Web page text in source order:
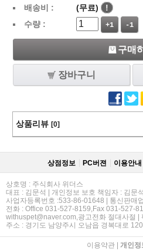
배송비 :
(무료)
!
수량 :
+1 -1
구매
장바구니
상품리뷰 [0]
상점정보 PC버젼 이용안내
상호명 : 주식회사 위더스
대표 : 김문석 | 개인정보 보호 책임자 : 김문석
사업자등록번호 :533-86-01648 | 통신판매
전화 : Office 031-527-8159,Fax 031-527-
withuspet@naver.com,광고전화 절대사절 |
주소 : 경기도 남양주시 오남읍 경복대로
이용약관| 개인정